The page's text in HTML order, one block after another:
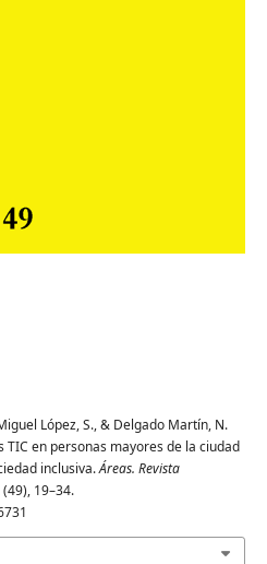
López, S., & Delgado Martín, N.
TIC en personas mayores de la ciudad
inclusiva.Áreas. Revista
(49), 19–34.